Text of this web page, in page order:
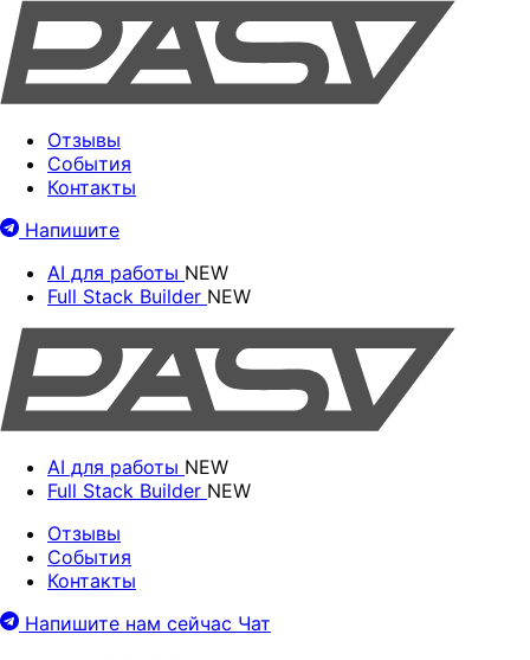
Отзывы
События
Контакты
Напишите
AI для работы NEW
Full Stack Builder NEW
AI для работы NEW
Full Stack Builder NEW
Отзывы
События
Контакты
Напишите нам сейчас Чат